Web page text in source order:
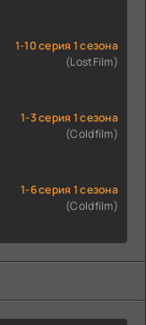
1-10 серия 1 сезона
(LostFilm)
1-3 серия 1 сезона
(Coldfilm)
1-6 серия 1 сезона
(Coldfilm)